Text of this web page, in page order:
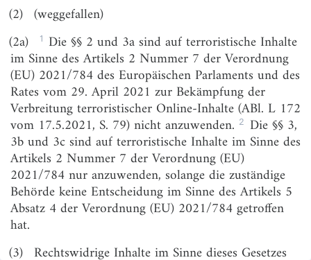
(2) (weggefallen)
(2a)
1 Die §§ 2 und 3a sind auf terroristische Inhalte
im Sinne des Artikels 2 Nummer 7 der Verordnung
(EU) 2021/784 des Europäischen Parlaments und des
Rates vom 29. April 2021 zur Bekämpfung der
Verbreitung terroristischer Online-Inhalte (ABl. L 172
vom 17.5.2021, S. 79) nicht anzuwenden. 2 Die §§ 3,
3b und 3c sind auf terroristische Inhalte im Sinne des
Artikels 2 Nummer 7 der Verordnung (EU)
2021/784 nur anzuwenden, solange die zuständige
Behörde keine Entscheidung im Sinne des Artikels 5
Absatz 4 der Verordnung (EU) 2021/784 getroffen
hat.
(3) Rechtswidrige Inhalte im Sinne dieses Gesetzes